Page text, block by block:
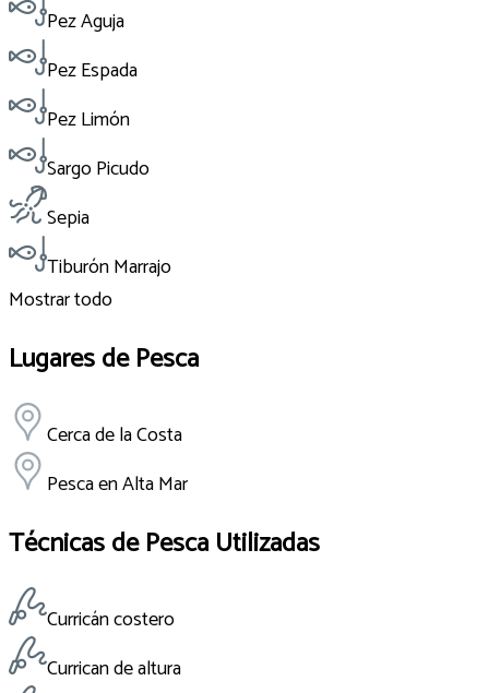
Pez Aguja
Pez Espada
Pez Limón
Sargo Picudo
Sepia
Tiburón Marrajo
Mostrar todo
Lugares de Pesca
Cerca de la Costa
Pesca en Alta Mar
Técnicas de Pesca Utilizadas
Curricán costero
Currican de altura